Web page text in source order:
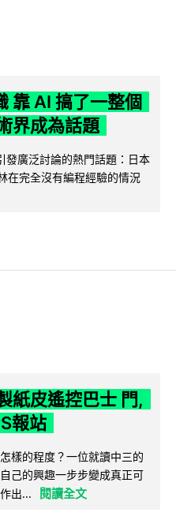
靠 AI 搞了一整個
界成為話題
發廣泛討論的熱門話題：日本
在完全沒有編程經驗的情況
紙皮遙控巴士 門,
報站
樣的程度？一位就讀中三的
己的興趣一步步變成真正可
出...
閱讀全文